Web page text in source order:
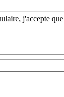
j'accepte